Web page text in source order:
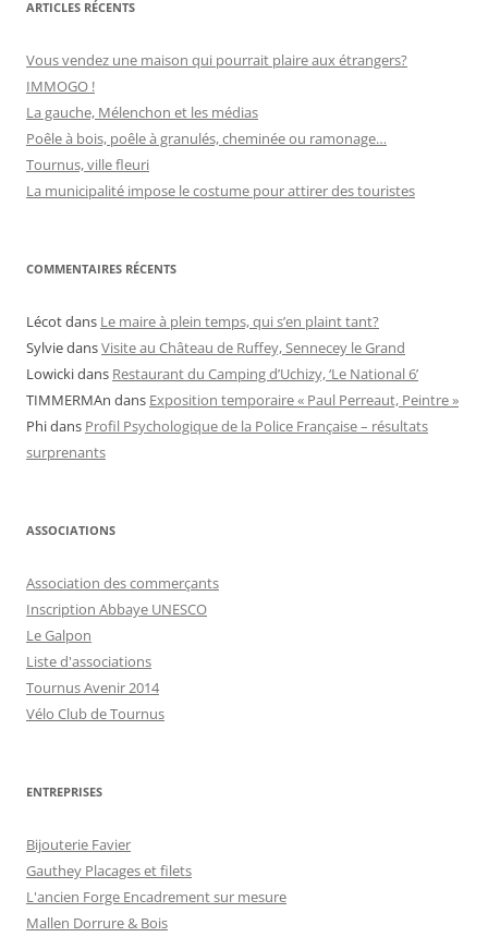
i
ARTICLES RÉCENTS
Vous vendez une maison qui pourrait plaire aux étrangers?
IMMOGO !
La gauche, Mélenchon et les médias
Poêle à bois, poêle à granulés, cheminée ou ramonage…
Tournus, ville fleuri
La municipalité impose le costume pour attirer des touristes
COMMENTAIRES RÉCENTS
Lécotdans Le maire à plein temps, qui s’en plaint tant?
SylviedansVisite au Château de Ruffey, Sennecey le Grand
Lowickidans Restaurant du Camping d’Uchizy, ‘Le National 6’
TIMMERMAn dans Exposition temporaire « Paul Perreaut, Peintre »
Phidans Profil Psychologique de la Police Française – résultats
surprenants
ASSOCIATIONS
Association des commerçants
Inscription Abbaye UNESCO
Le Galpon
Liste d'associations
Tournus Avenir 2014
Vélo Club de Tournus
ENTREPRISES
Bijouterie Favier
Gauthey Placages et filets
L'ancien Forge Encadrement sur mesure
Mallen Dorrure & Bois